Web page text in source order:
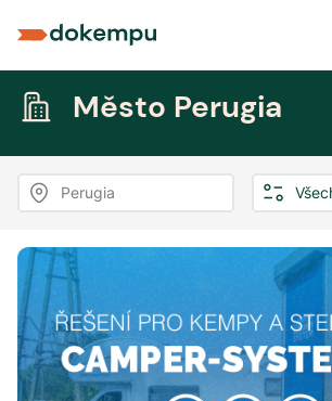
Město Perugia
Perugia